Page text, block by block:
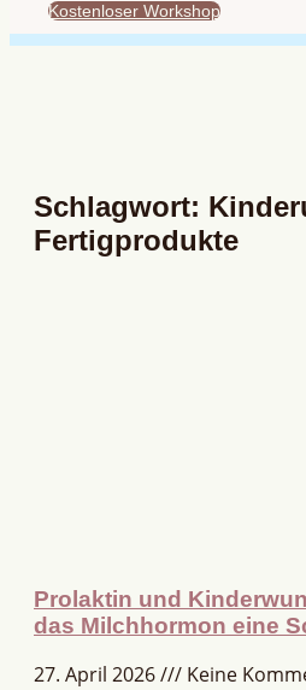
Kostenloser Workshop
Schlagwort:
Fertigprodukte
Prolaktin und
das Milchhormon eine
27. April 2026
Keine